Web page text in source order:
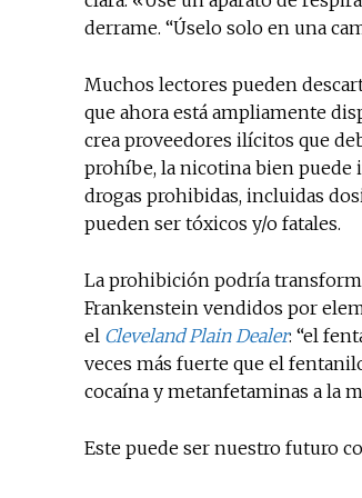
derrame. “Úselo solo en una
Muchos lectores pueden
que ahora está ampliamente
crea proveedores ilícitos que
prohíbe, la nicotina bien puede
drogas prohibidas, incluidas
pueden ser tóxicos y/o fatales.
La prohibición podría
Frankenstein vendidos por
el Cleveland Plain Dealer: “el
veces más fuerte que el
cocaína y metanfetaminas a la
Este puede ser nuestro futuro